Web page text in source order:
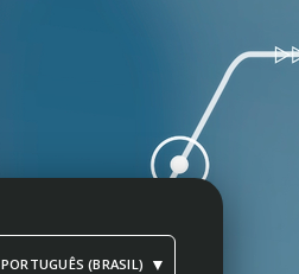
PORTUGUÊS (BRASIL)